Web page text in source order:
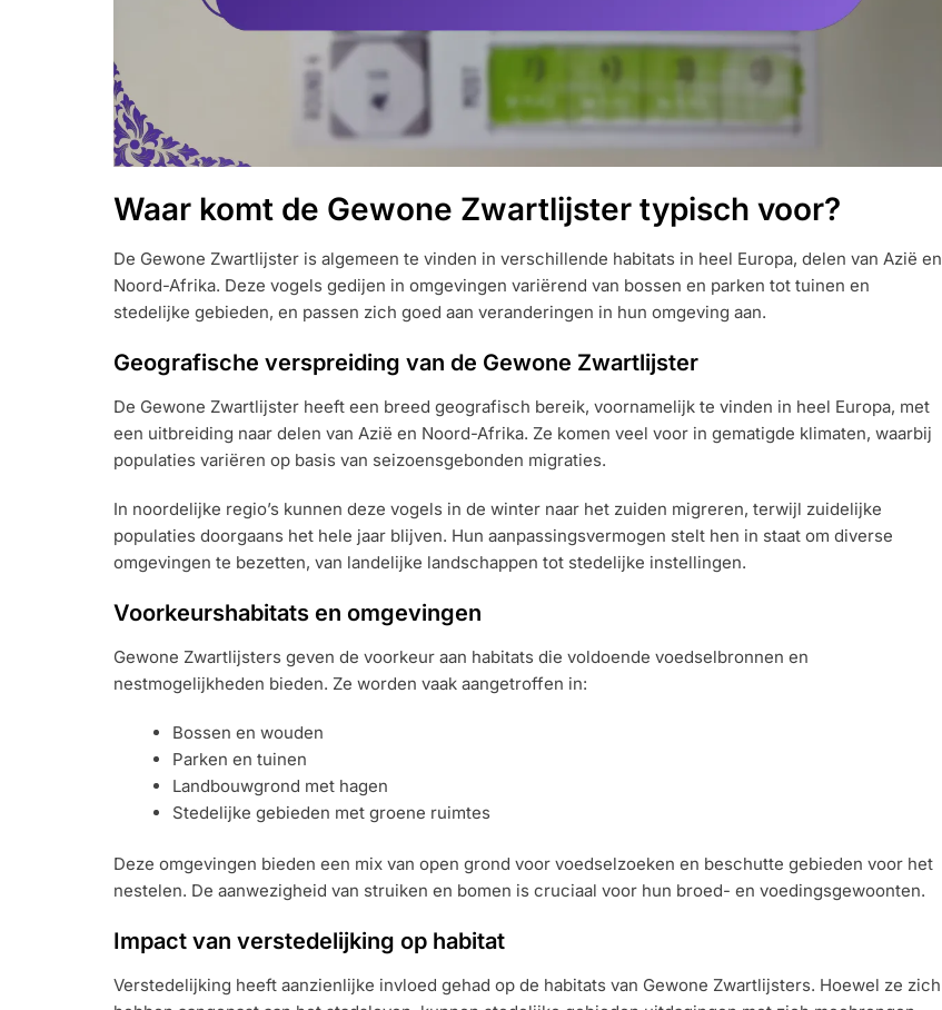
Waar komt de Gewone Zwartlijster typisch voor?
De Gewone Zwartlijster is algemeen te vinden in verschillende habitats in heel Europa, delen van Azië en
Noord-Afrika. Deze vogels gedijen in omgevingen variërend van bossen en parken tot tuinen en
stedelijke gebieden, en passen zich goed aan veranderingen in hun omgeving aan.
Geografische verspreiding van de Gewone Zwartlijster
De Gewone Zwartlijster heeft een breed geografisch bereik, voornamelijk te vinden in heel Europa, met
een uitbreiding naar delen van Azië en Noord-Afrika. Ze komen veel voor in gematigde klimaten, waarbij
populaties variëren op basis van seizoensgebonden migraties.
In noordelijke regio’s kunnen deze vogels in de winter naar het zuiden migreren, terwijl zuidelijke
populaties doorgaans het hele jaar blijven. Hun aanpassingsvermogen stelt hen in staat om diverse
omgevingen te bezetten, van landelijke landschappen tot stedelijke instellingen.
Voorkeurshabitats en omgevingen
Gewone Zwartlijsters geven de voorkeur aan habitats die voldoende voedselbronnen en
nestmogelijkheden bieden. Ze worden vaak aangetroffen in:
Bossen en wouden
Parken en tuinen
Landbouwgrond met hagen
Stedelijke gebieden met groene ruimtes
Deze omgevingen bieden een mix van open grond voor voedselzoeken en beschutte gebieden voor het
nestelen. De aanwezigheid van struiken en bomen is cruciaal voor hun broed- en voedingsgewoonten.
Impact van verstedelijking op habitat
Verstedelijking heeft aanzienlijke invloed gehad op de habitats van Gewone Zwartlijsters. Hoewel ze zich